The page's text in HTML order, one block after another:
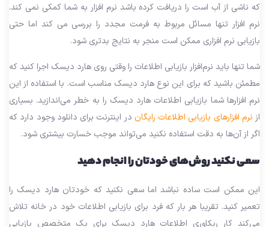
که ناشی از آب است را دریافت کرده باشد نرم افزار به شما کمکی نمی کند.
نرم افزار تنها مسائل مربوط به فرمت مجدد را بررسی می کند اما حتی
بازیابی نرم افزاری ممکن است منجر به نتایج بدتری شود.
شما تنها باید نرم‌افزار بازیابی اطلاعات را وقتی روی هارد دیسک اجرا کنید که
مطمئن باشید که برای این نوع هارد دیسک مناسب است. با استفاده از این
نرم افزارها شما بازیابی اطلاعات هارد دیسک را به خطر می‌اندازید. بسیاری
از نرم افزارهای بازیابی اطلاعات رایگاندر اینترنت برای دانلود وجود دارد که
اگر از آن‌ها به دقت استفاده نکنید می‌تواند موجب خسارت بیشتری شود.
سعی نکنید روش‌های خودتان را انجام دهید
این ممکن است ساده نباشد اما سعی نکنید که خودتان هارد دیسک را
تعمیر کنید. تقریبا هر بار که فرد برای بازیابی اطلاعات خود در خانه تلاش
می‌کند کار ریکاوری اطلاعات هارد دیسک برای یک متخصص بازیابی